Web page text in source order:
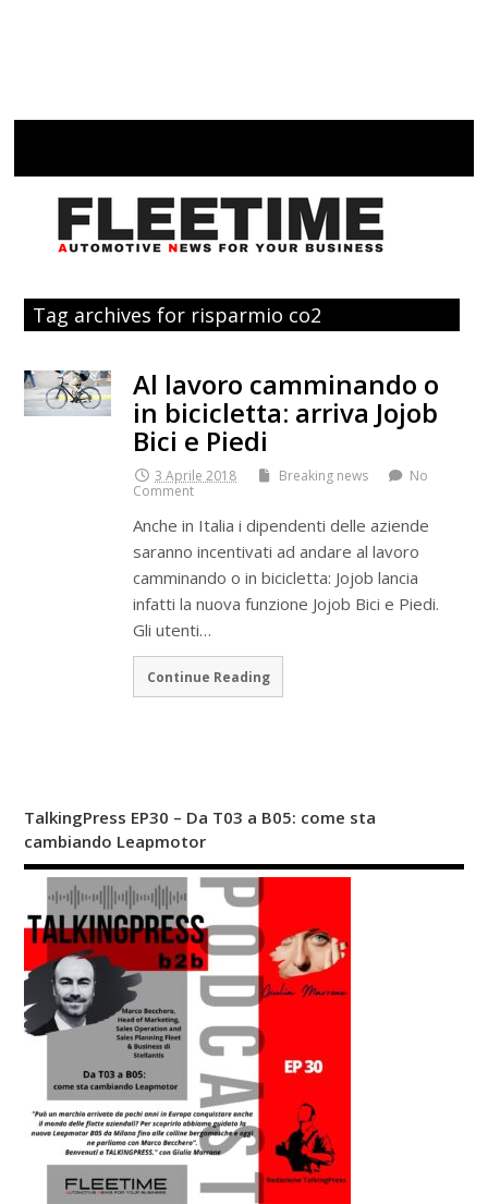
Tag archives for risparmio co2
Al lavoro camminando o
in bicicletta: arriva Jojob
Bici e Piedi
3 Aprile 2018 Breaking news
No
Comment
Anche in Italia i dipendenti delle aziende
saranno incentivati ad andare al lavoro
camminando o in bicicletta: Jojob lancia
infatti la nuova funzione Jojob Bici e Piedi.
Gli utenti…
Continue Reading
TalkingPress EP30 – Da T03 a B05: come sta
cambiando Leapmotor